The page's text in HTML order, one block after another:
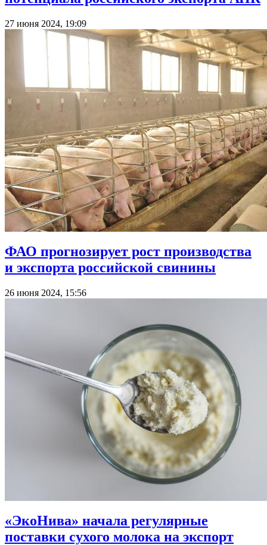
27 июня 2024, 19:09
ФАО прогнозирует рост производства
и экспорта российской свинины
26 июня 2024, 15:56
«ЭкоНива» начала регулярные
поставки сухого молока на экспорт